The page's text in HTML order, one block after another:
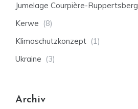
Jumelage Courpière-Ruppertsberg
Kerwe (8)
Klimaschutzkonzept (1)
Ukraine (3)
Archiv